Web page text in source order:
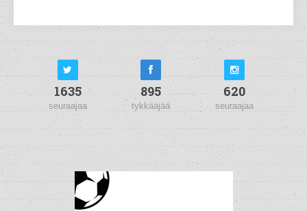
1635
seuraajaa
895
tykkääjää
620
seuraajaa